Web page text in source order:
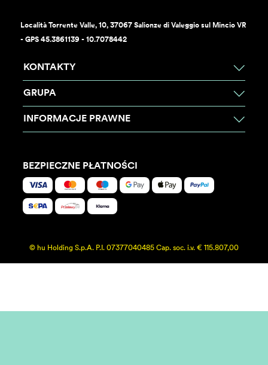
Località Torrente Valle, 10, 37067 Salionze di Valeggio sul Mincio VR
- GPS 45.3861139 - 10.7078442
KONTAKTY
GRUPA
INFORMACJE PRAWNE
BEZPIECZNE PŁATNOŚCI
© hu Holding S.p.A. P.I. 07377040485 Cap. soc. i.v. € 115.807,00